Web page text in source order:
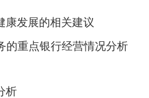
康发展的相关建议
的重点银行经营情况分析
析